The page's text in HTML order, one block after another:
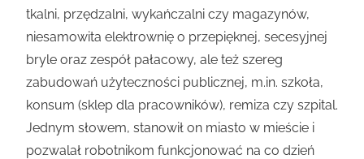
tkalni, przędzalni, wykańczalni czy magazynów,
niesamowita elektrownię o przepięknej, secesyjnej
bryle oraz zespół pałacowy, ale też szereg
zabudowań użyteczności publicznej, m.in. szkoła,
konsum (sklep dla pracowników), remiza czy szpital.
Jednym słowem, stanowił on miasto w mieście i
pozwalał robotnikom funkcjonować na co dzień